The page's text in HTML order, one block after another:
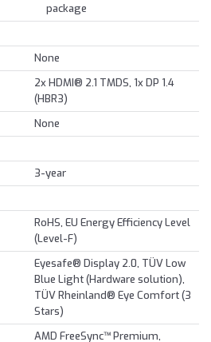
package
None
2x HDMI® 2.1 TMDS, 1x DP 1.4
(HBR3)
None
3-year
RoHS, EU Energy Efficiency Level
(Level-F)
Eyesafe® Display 2.0, TÜV Low
Blue Light (Hardware solution),
TÜV Rheinland® Eye Comfort (3
Stars)
AMD FreeSync™ Premium,